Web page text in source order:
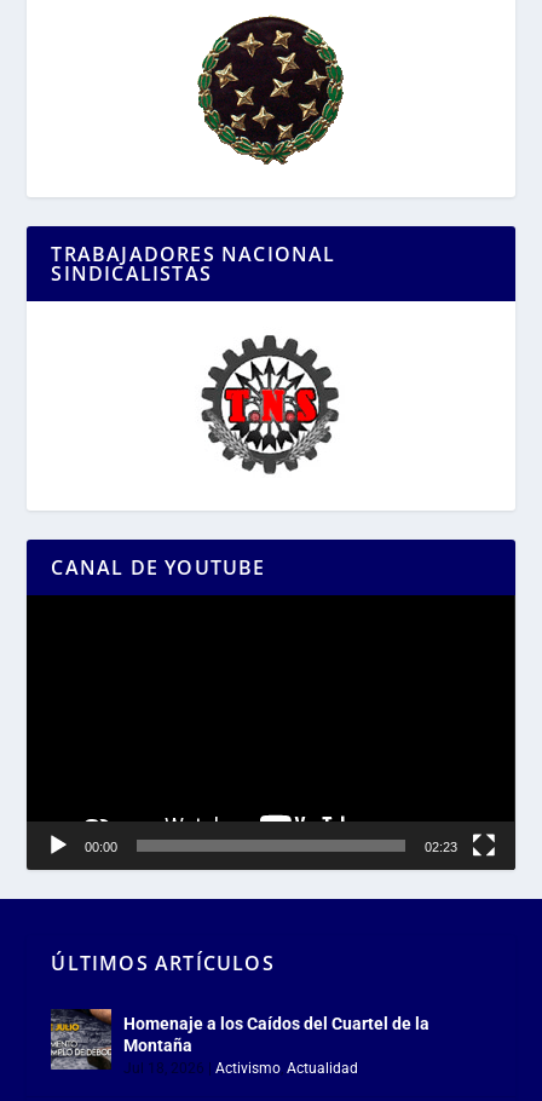
TRABAJADORES NACIONAL
SINDICALISTAS
CANAL DE YOUTUBE
00:00 02:23
ÚLTIMOS ARTÍCULOS
Homenaje a los Caídos del Cuartel de la
Montaña
Jul 18, 2026 |Activismo ,Actualidad